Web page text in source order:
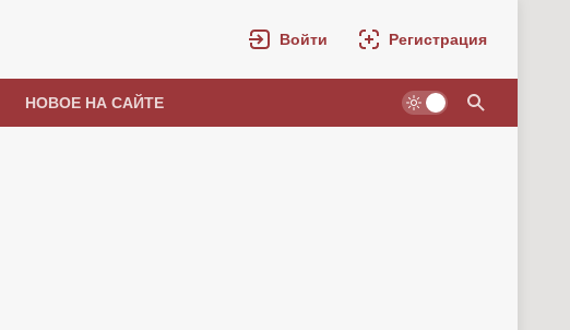
Войти Регистрация
НОВОЕ НА САЙТЕ